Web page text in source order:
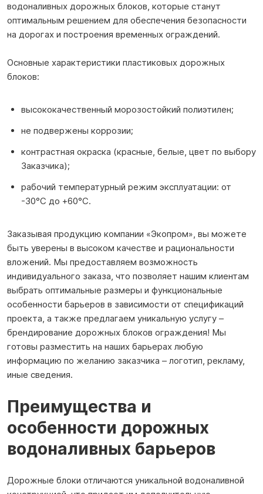
водоналивных дорожных блоков, которые станут
оптимальным решением для обеспечения безопасности
на дорогах и построения временных ограждений.
Основные характеристики пластиковых дорожных
блоков:
высококачественный морозостойкий полиэтилен;
не подвержены коррозии;
контрастная окраска (красные, белые, цвет по выбору
Заказчика);
рабочий температурный режим эксплуатации: от
-30°С до +60°С.
Заказывая продукцию компании «Экопром», вы можете
быть уверены в высоком качестве и рациональности
вложений. Мы предоставляем возможность
индивидуального заказа, что позволяет нашим клиентам
выбрать оптимальные размеры и функциональные
особенности барьеров в зависимости от спецификаций
проекта, а также предлагаем уникальную услугу –
брендирование дорожных блоков ограждения! Мы
готовы разместить на наших барьерах любую
информацию по желанию заказчика – логотип, рекламу,
иные сведения.
Преимущества и
особенности дорожных
водоналивных барьеров
Дорожные блоки отличаются уникальной водоналивной